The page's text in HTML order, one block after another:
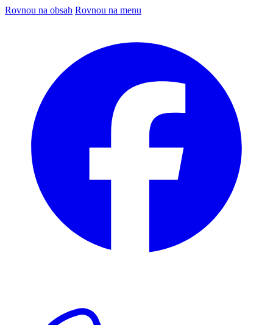
Rovnou na obsah Rovnou na menu